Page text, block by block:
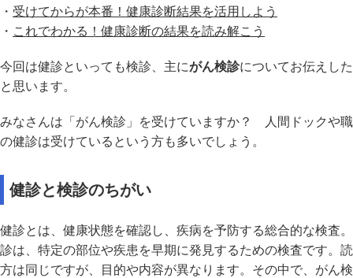
・ 受けてからが本番！健康診断結果を活用しよう
・ これでわかる！健康診断の結果を読み解こう
今回は健診といっても検診、主にがん検診についてお伝えし
と思います。
みなさんは「がん検診」を受けていますか？ 人間ドックや
の健診は受けているという方も多いでしょう。
健診と検診のちがい
健診とは、健康状態を確認し、疾病を予防する総合的な検査
診は、特定の部位や疾患を早期に発見するための検査です。
方は同じですが、目的や内容が異なります。その中で、がん